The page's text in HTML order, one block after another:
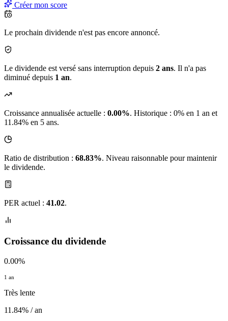
Créer mon score
Le prochain dividende n'est pas encore annoncé.
Le dividende est versé sans interruption depuis 2 ans. Il n'a pas
diminué depuis 1 an.
Croissance annualisée actuelle : 0.00%. Historique : 0% en 1 an et
11.84% en 5 ans.
Ratio de distribution : 68.83%. Niveau raisonnable pour maintenir
le dividende.
PER actuel : 41.02.
Croissance du dividende
0.00%
1 an
Très lente
11.84% / an